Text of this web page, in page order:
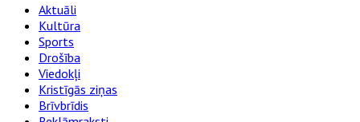
Aktuāli
Kultūra
Sports
Drošība
Viedokļi
Kristīgās ziņas
Brīvbrīdis